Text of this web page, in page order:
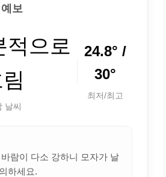
보
적으로
날씨
24.8° /
30°
최저/최고
람이 다소 강하니 모자가 날
하세요.